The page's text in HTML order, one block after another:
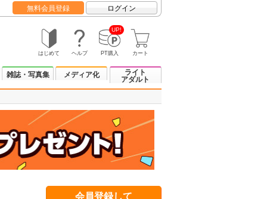
無料会員登録 ログイン
はじめて ヘルプ
UP!
PT購入 カート
雑誌・写真集 メディア化
ライト
アダルト
会員登録して